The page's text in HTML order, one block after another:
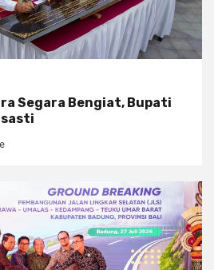
Segara Bengiat, Bupati